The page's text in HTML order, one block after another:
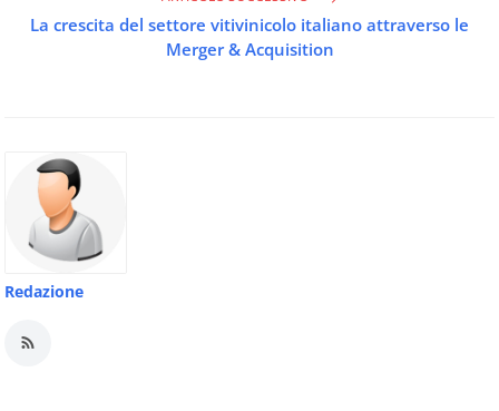
La crescita del settore vitivinicolo italiano attraverso le
Merger & Acquisition
Redazione